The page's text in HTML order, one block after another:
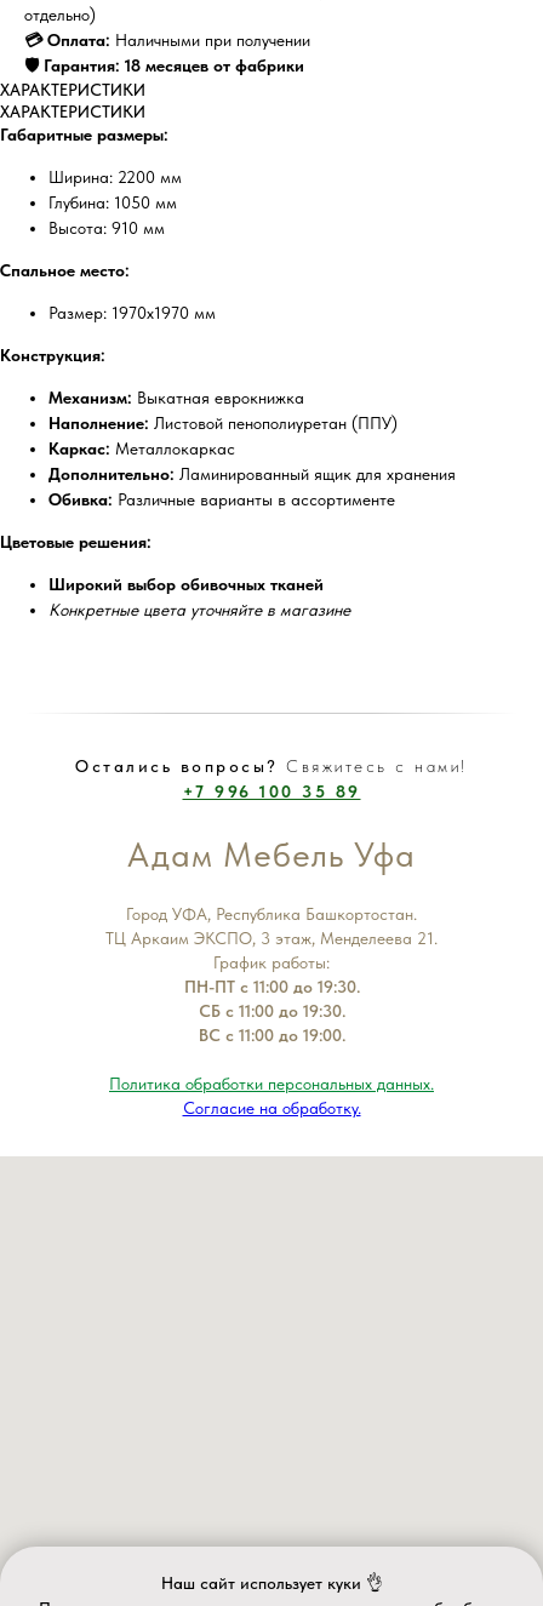
отдельно)
💳 Оплата: Наличными при получении
🛡️ Гарантия: 18 месяцев от фабрики
ХАРАКТЕРИСТИКИ
ХАРАКТЕРИСТИКИ
Габаритные размеры:
Ширина: 2200 мм
Глубина: 1050 мм
Высота: 910 мм
Спальное место:
Размер: 1970x1970 мм
Конструкция:
Механизм: Выкатная еврокнижка
Наполнение: Листовой пенополиуретан (ППУ)
Каркас: Металлокаркас
Дополнительно: Ламинированный ящик для хранения
Обивка: Различные варианты в ассортименте
Цветовые решения:
Широкий выбор обивочных тканей
Конкретные цвета уточняйте в магазине
Остались вопросы?Свяжитесь с нами!
+7 996 100 35 89
Адам Мебель Уфа
Город УФА, Республика Башкортостан.
ТЦ Аркаим ЭКСПО, 3 этаж, Менделеева 21.
График работы:
ПН-ПТ с 11:00 до 19:30.
СБ с 11:00 до 19:30.
ВС с 11:00 до 19:00.
Политика обработки персональных данных.
Согласие на обработку.
Наш сайт использует куки 👌